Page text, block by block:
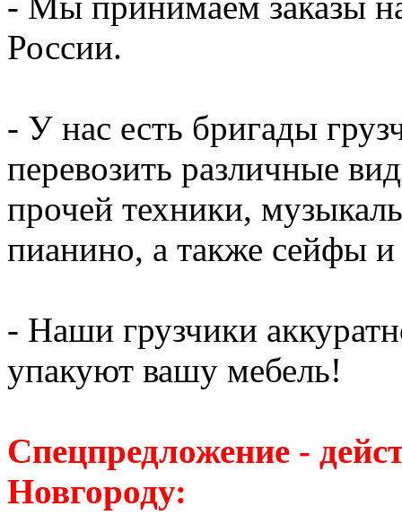
России.
- У нас есть бригады
перевозить различные
прочей техники,
пианино, а также сейфы
- Наши грузчики
упакуют вашу мебель!
Спецпредложение -
Новгороду: